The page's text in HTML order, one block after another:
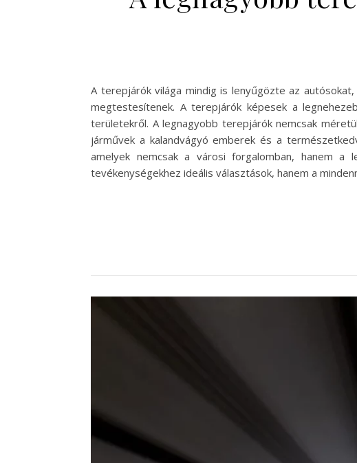
A terepjárók világa mindig is lenyűgözte az
megtestesítenek. A terepjárók képesek a
területekről. A legnagyobb terepjárók nemcsak
járművek a kalandvágyó emberek és a
amelyek nemcsak a városi forgalomban, hanem a
tevékenységekhez ideális választások, hanem a